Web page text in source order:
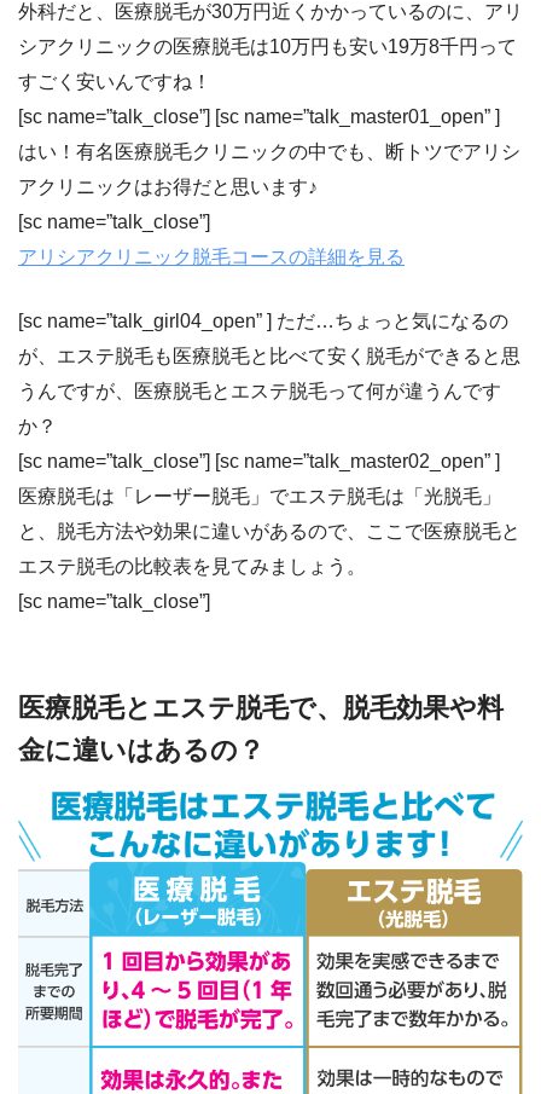
外科だと、医療脱毛が30万円近くかかっているのに、 アリ
シアクリニックの医療脱毛は10万円も安い19万8千円 って
すごく安いんですね！
[sc name=”talk_close”] [sc name=”talk_master01_open” ]
はい！有名医療脱毛クリニックの中でも、断トツでアリシ
アクリニックはお得だと思います♪
[sc name=”talk_close”]
アリシアクリニック脱毛コースの詳細を見る
[sc name=”talk_girl04_open” ] ただ…ちょっと気になるの
が、エステ脱毛も医療脱毛と比べて安く脱毛ができると思
うんですが、
医療脱毛とエステ脱毛って何が違うんです
か？
[sc name=”talk_close”] [sc name=”talk_master02_open” ]
医療脱毛は「レーザー脱毛」でエステ脱毛は「光脱毛」
と、脱毛方法や効果に違いがあるので、ここで医療脱毛と
エステ脱毛の比較表を見てみましょう。
[sc name=”talk_close”]
医療脱毛とエステ脱毛で、脱毛効果や料
金に違いはあるの？